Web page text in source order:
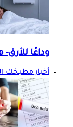
وداعًا
أخبار مطبخك